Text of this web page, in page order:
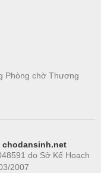
Phòng chờ Thương
chodansinh.net
do Sở Kế Hoạch
2007